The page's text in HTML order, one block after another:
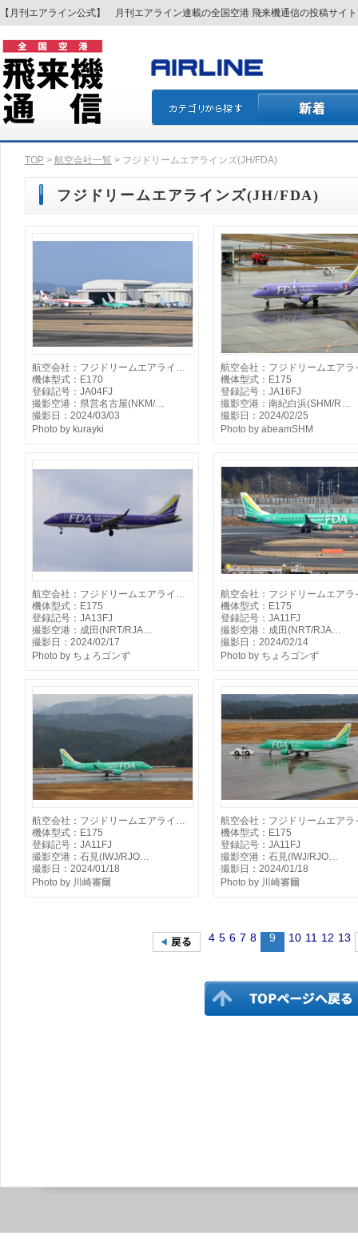
【月刊エアライン公式】 月刊エアライン連載の全国空港 飛来機通信の投稿サイ
TOP > 航空会社一覧 > フジドリームエアラインズ(JH/FDA)
フジドリームエアラインズ(JH/FDA)
航空会社：フジドリームエアライ…
機体型式：E170
登録記号：JA04FJ
撮影空港：県営名古屋(NKM/…
撮影日：2024/03/03
Photo by kurayki
航空会社：フジドリームエア
機体型式：E175
登録記号：JA16FJ
撮影空港：南紀白浜(SHM/R…
撮影日：2024/02/25
Photo by abeamSHM
航空会社：フジドリームエアライ…
機体型式：E175
登録記号：JA13FJ
撮影空港：成田(NRT/RJA…
撮影日：2024/02/17
Photo by ちょろゴンず
航空会社：フジドリームエア
機体型式：E175
登録記号：JA11FJ
撮影空港：成田(NRT/RJA…
撮影日：2024/02/14
Photo by ちょろゴンず
航空会社：フジドリームエアライ…
機体型式：E175
登録記号：JA11FJ
撮影空港：石見(IWJ/RJO…
撮影日：2024/01/18
Photo by 川崎審爾
航空会社：フジドリームエア
機体型式：E175
登録記号：JA11FJ
撮影空港：石見(IWJ/RJO…
撮影日：2024/01/18
Photo by 川崎審爾
4 5 6 7 8 9 10 11 12 13